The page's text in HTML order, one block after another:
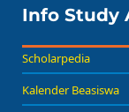
Info Study
Scholarpedia
Kalender Beasiswa